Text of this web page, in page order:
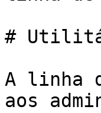
#
A linha
aos